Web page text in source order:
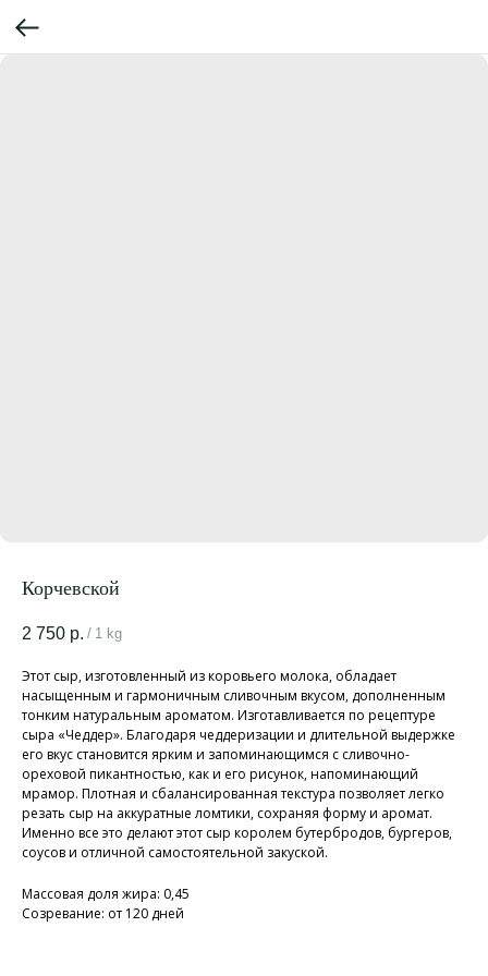
Корчевской
2 750 р. / 1 kg
Этот сыр, изготовленный из коровьего молока, обладает
насыщенным и гармоничным сливочным вкусом, дополненным
тонким натуральным ароматом. Изготавливается по рецептуре
сыра «Чеддер». Благодаря чеддеризации и длительной выдержке
его вкус становится ярким и запоминающимся с сливочно-
ореховой пикантностью, как и его рисунок, напоминающий
мрамор. Плотная и сбалансированная текстура позволяет легко
резать сыр на аккуратные ломтики, сохраняя форму и аромат.
Именно все это делают этот сыр королем бутербродов, бургеров,
соусов и отличной самостоятельной закуской.
Массовая доля жира: 0,45
Созревание: от 120 дней